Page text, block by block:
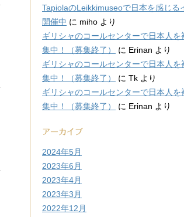
TapiolaのLeikkimuseoで日本を感じる
開催中 に miho より
ギリシャのコールセンターで日本人を
集中！（募集終了）
に Erinan より
ギリシャのコールセンターで日本人を
集中！（募集終了）
に Tk より
ギリシャのコールセンターで日本人を
集中！（募集終了）
に Erinan より
アーカイブ
2024年5月
2023年6月
2023年4月
2023年3月
2022年12月